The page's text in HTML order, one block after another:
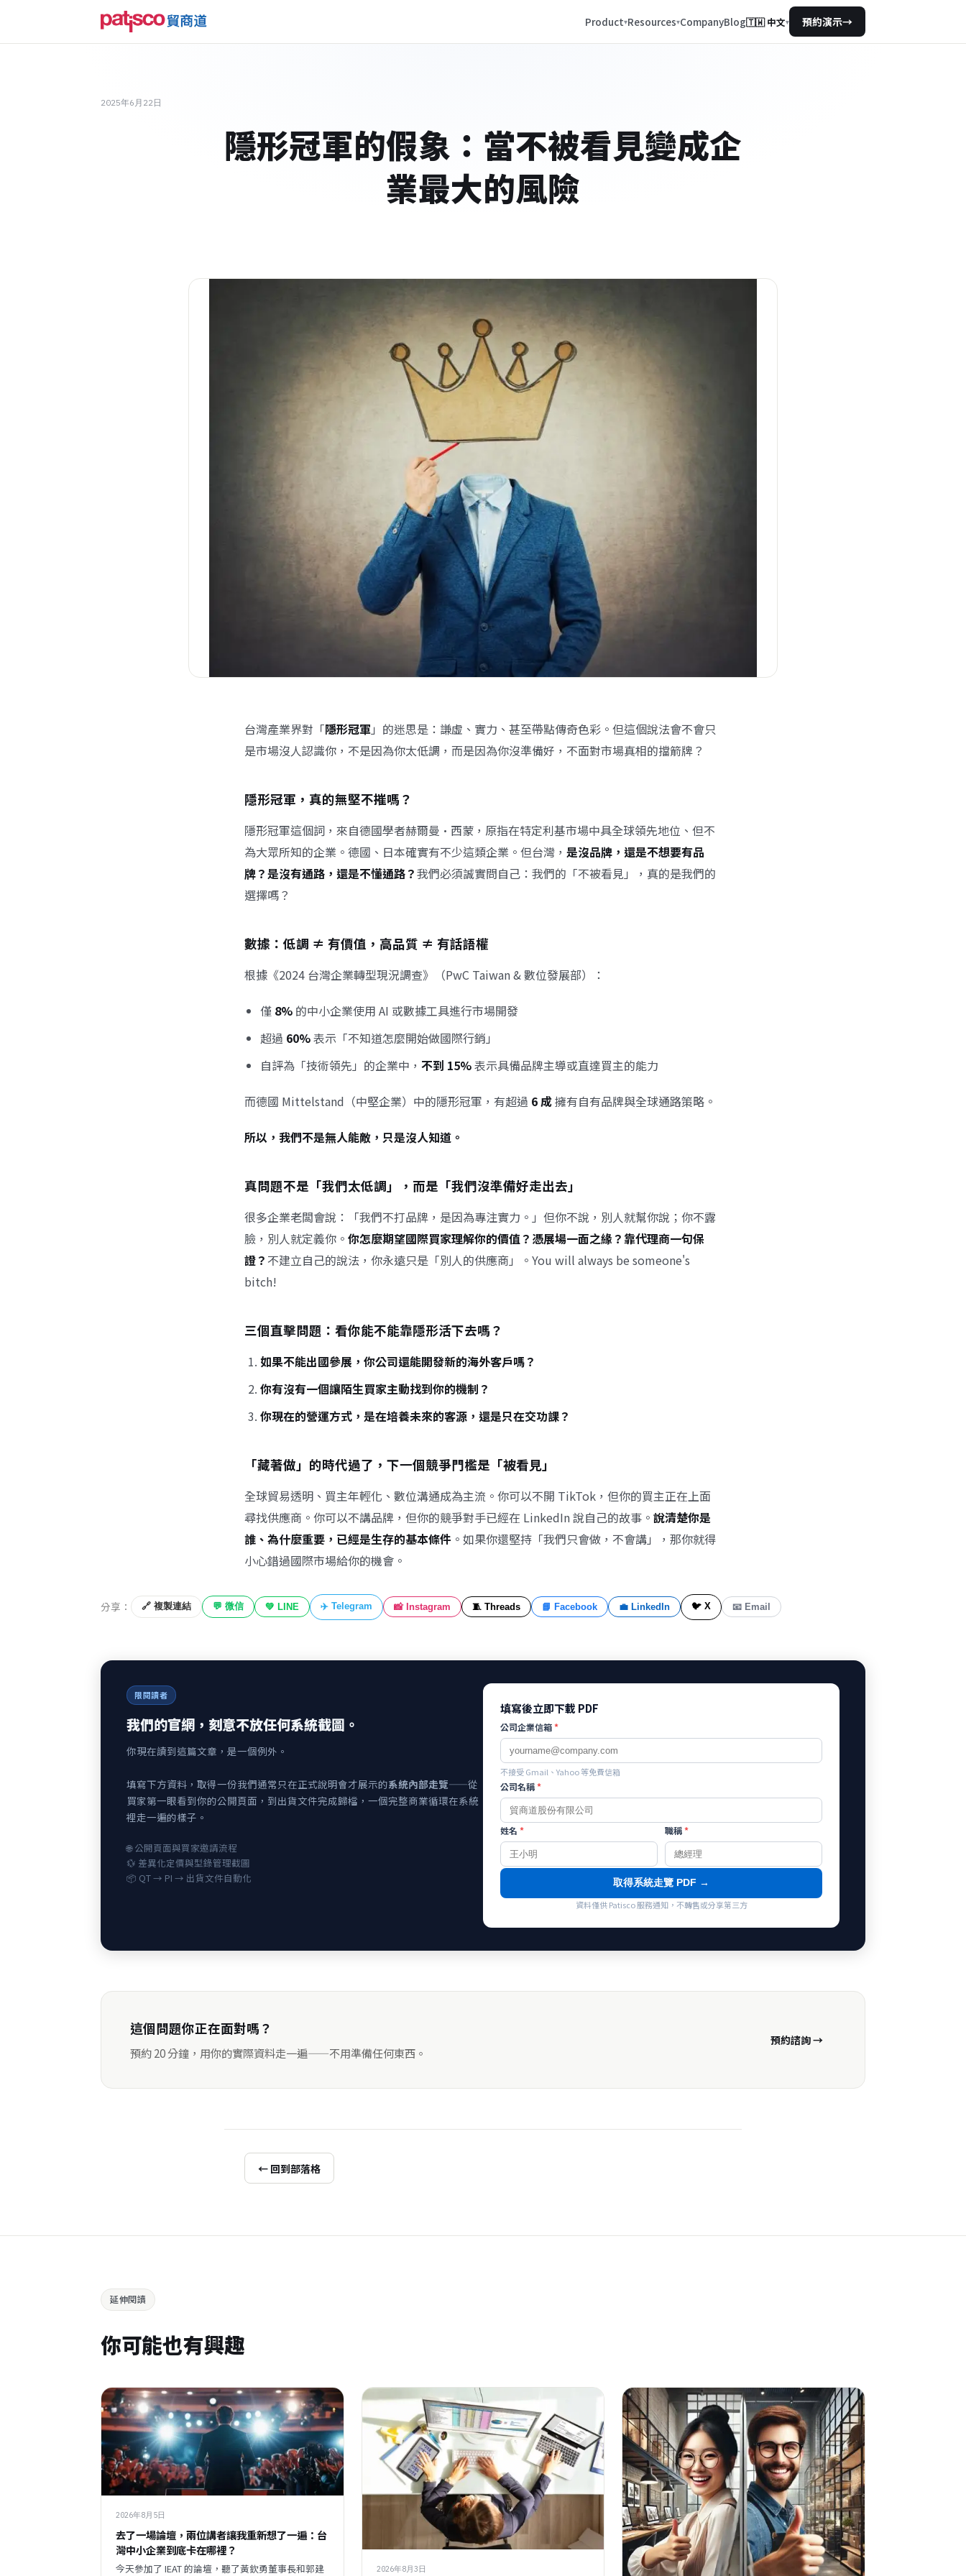
Product Resources CompanyBlog🇹🇼 中文▾ 預約演示→
2025年6月22日
隱形冠軍的假象：當不被看見變成企
業最大的風險
台灣產業界對「隱形冠軍」的迷思是：謙虛、實力、甚至帶點傳奇色彩。但這個說法會不會只
是市場沒人認識你，不是因為你太低調，而是因為你沒準備好，不面對市場真相的擋箭牌？
隱形冠軍，真的無堅不摧嗎？
隱形冠軍這個詞，來自德國學者赫爾曼·西蒙，原指在特定利基市場中具全球領先地位、但不
為大眾所知的企業。德國、日本確實有不少這類企業。但台灣， 是沒品牌，還是不想要有品
牌？是沒有通路，還是不懂通路？我們必須誠實問自己：我們的「不被看見」，真的是我們的
選擇嗎？
數據：低調 ≠ 有價值，高品質 ≠ 有話語權
根據《2024 台灣企業轉型現況調查》（PwC Taiwan & 數位發展部）：
僅 8% 的中小企業使用 AI 或數據工具進行市場開發
超過 60%表示「不知道怎麼開始做國際行銷」
自評為「技術領先」的企業中，不到 15%表示具備品牌主導或直達買主的能力
而德國 Mittelstand（中堅企業）中的隱形冠軍，有超過 6 成擁有自有品牌與全球通路策略。
所以，我們不是無人能敵，只是沒人知道。
真問題不是「我們太低調」，而是「我們沒準備好走出去」
很多企業老闆會說：「我們不打品牌，是因為專注實力。」但你不說，別人就幫你說；你不露
臉，別人就定義你。 你怎麼期望國際買家理解你的價值？憑展場一面之緣？靠代理商一句保
證？ 不建立自己的說法，你永遠只是「別人的供應商」。 You will always be someone's
bitch!
三個直擊問題：看你能不能靠隱形活下去嗎？
如果不能出國參展，你公司還能開發新的海外客戶嗎？
你有沒有一個讓陌生買家主動找到你的機制？
你現在的營運方式，是在培養未來的客源，還是只在交功課？
「藏著做」的時代過了，下一個競爭門檻是「被看見」
全球貿易透明、買主年輕化、數位溝通成為主流。你可以不開 TikTok，但你的買主正在上面
尋找供應商。你可以不講品牌，但你的競爭對手已經在 LinkedIn 說自己的故事。 說清楚你是
誰、為什麼重要，已經是生存的基本條件 。如果你還堅持「我們只會做，不會講」，那你就得
小心錯過國際市場給你的機會。
分享： 🔗 複製連結 💬 微信 💚 LINE ✈️ Telegram 📸 Instagram 🧵 Threads 📘 Facebook 💼 LinkedIn 🐦 X 📧 Email
限閱讀者
我們的官網，刻意不放任何系統截圖。
你現在讀到這篇文章，是一個例外。
填寫下方資料，取得一份我們通常只在正式說明會才展示的系統內部走覽——從
買家第一眼看到你的公開頁面，到出貨文件完成歸檔，一個完整商業循環在系統
裡走一遍的樣子。
🌐 公開頁面與買家邀請流程
💱 差異化定價與型錄管理截圖
📦 QT → PI → 出貨文件自動化
填寫後立即下載 PDF
公司企業信箱*
不接受 Gmail、Yahoo 等免費信箱
公司名稱*
姓名 * 職稱*
取得系統走覽 PDF →
資料僅供 Patisco 服務通知，不轉售或分享第三方
這個問題你正在面對嗎？
預約 20 分鐘，用你的實際資料走一遍——不用準備任何東西。
預約諮詢 →
← 回到部落格
延伸閱讀
你可能也有興趣
2026年8月5日
去了一場論壇，兩位講者讓我重新想了一遍：台
灣中小企業到底卡在哪裡？
今天參加了 IEAT 的論壇，聽了黃欽勇董事長和郭建
2026年8月3日